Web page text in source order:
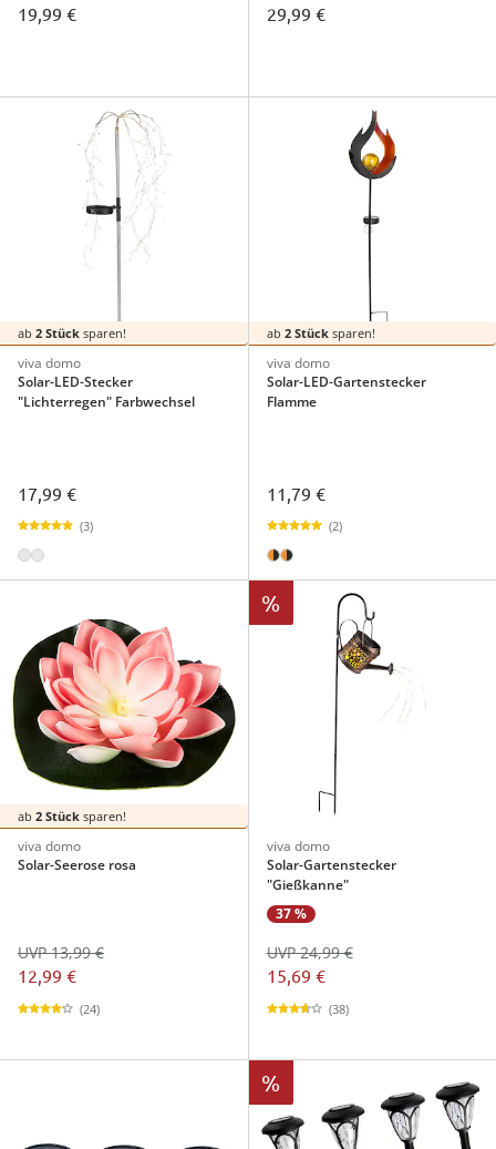
19,99 € 29,99 €
ab 2 Stück sparen!
viva domo
Solar-LED-Stecker
"Lichterregen" Farbwechsel
17,99 €
(3)
ab 2 Stücksparen!
viva domo
Solar-LED-Gartenstecker
Flamme
11,79 €
(2)
ab 2 Stück sparen!
viva domo
Solar-Seerose rosa
12,99 €
UVP 13,99 €
(24)
%
viva domo
Solar-Gartenstecker
"Gießkanne"
37 %
15,69 €
UVP 24,99 €
(38)
%